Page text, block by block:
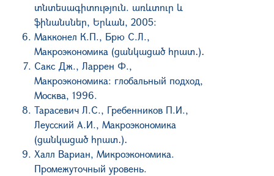
տնտեսագիտություն. առևտուր և
ֆինանսներ, Երևան, 2005։
Макконел К.П., Брю С.Л.,
Макроэкономика (ցանկացած հրատ․)․
Сакс Дж., Ларрен Ф.,
Макроэкономика: глобальный подход,
Москва, 1996.
Тарасевич Л.С., Гребенников П.И.,
Леусский А.И., Макроэкономика
(ցանկացած հրատ․)․
Халл Вариан, Микроэкономика.
Промежуточный уровень.